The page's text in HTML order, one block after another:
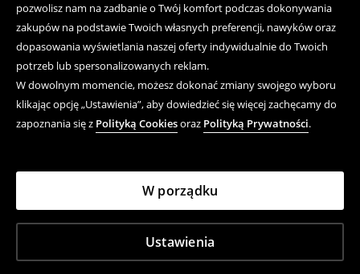
pozwolisz nam na zadbanie o Twój komfort podczas dokonywania
zakupów na podstawie Twoich własnych preferencji, nawyków oraz
dopasowania wyświetlania naszej oferty indywidualnie do Twoich
potrzeb lub spersonalizowanych reklam.
W dowolnym momencie, możesz dokonać zmiany swojego wyboru
klikając opcję „Ustawienia”, aby dowiedzieć się więcej zachęcamy do
zapoznania się z Polityką Cookiesoraz Polityką Prywatności.
Ustawienia
W porządku